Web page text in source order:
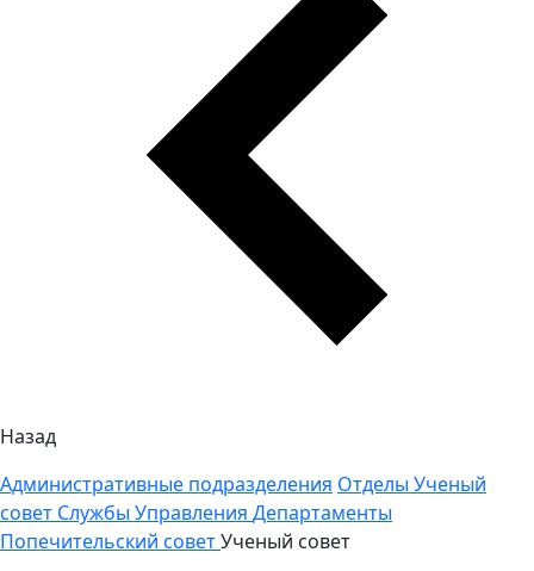
Назад
Административные подразделения Отделы Ученый
совет Службы Управления Департаменты
Попечительский советУченый совет